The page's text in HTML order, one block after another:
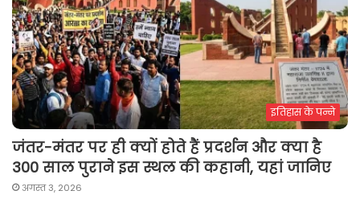
इतिहास के पन्ने
जंतर-मंतर पर ही क्यों होते हैं प्रदर्शन और क्या है
300 साल पुराने इस स्थल की कहानी, यहां जानिए
अगस्त 3, 2026